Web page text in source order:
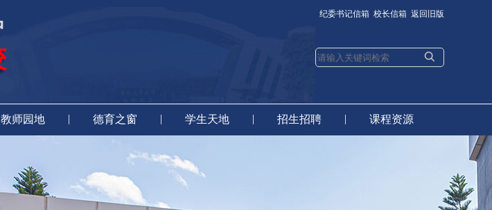
纪委书记信箱 校长信箱 返回旧版
教师园地 | 德育之窗 | 学生天地 | 招生招聘 | 课程资源